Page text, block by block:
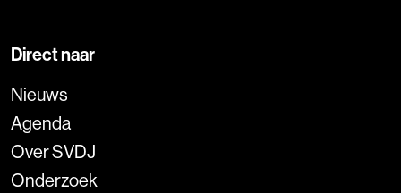
Direct naar
Nieuws
Agenda
Over SVDJ
Onderzoek